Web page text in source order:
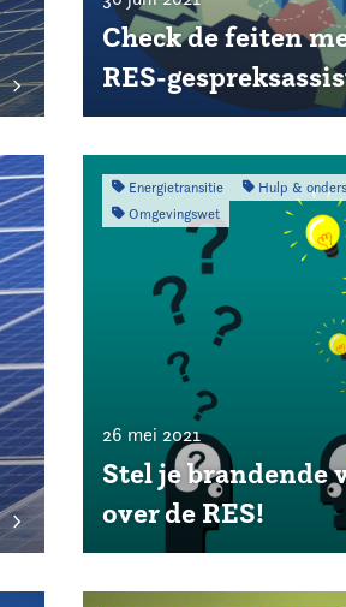
Check de feiten
RES-
Energietransitie
Hulp &
Omgevingswet
26 mei 2021
Stel je brandende
over de RES!